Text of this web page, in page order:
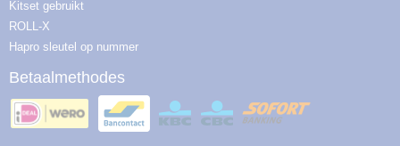
Kitset gebruikt
ROLL-X
Hapro sleutel op nummer
Betaalmethodes